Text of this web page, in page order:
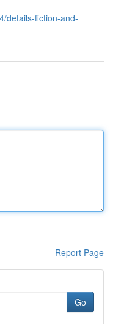
details-fiction-and-
Report Page
Go